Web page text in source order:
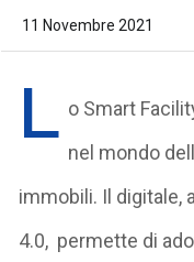
11 Novembre 2021
L o Smart
nel mondo
immobili. Il digitale,
4.0, permette di